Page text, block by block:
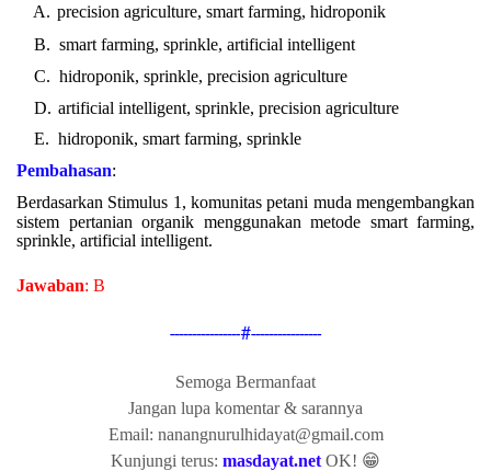
A. precision agriculture, smart farming, hidroponik
B. smart farming, sprinkle, artificial intelligent
C. hidroponik, sprinkle, precision agriculture
D. artificial intelligent, sprinkle, precision agriculture
E. hidroponik, smart farming, sprinkle
Pembahasan:
Berdasarkan Stimulus 1, komunitas petani muda mengembangkan
sistem pertanian organik menggunakan metode smart farming,
sprinkle, artificial intelligent.
Jawaban: B
----------------#----------------
Semoga Bermanfaat
Jangan lupa komentar & sarannya
Email: nanangnurulhidayat@gmail.com
Kunjungi terus: masdayat.net OK! 😁